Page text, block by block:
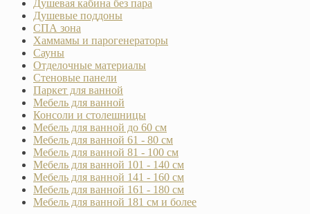
Душевая кабина без пара
Душевые поддоны
СПА зона
Хаммамы и парогенераторы
Сауны
Отделочные материалы
Стеновые панели
Паркет для ванной
Мебель для ванной
Консоли и столешницы
Мебель для ванной до 60 см
Мебель для ванной 61 - 80 см
Мебель для ванной 81 - 100 см
Мебель для ванной 101 - 140 см
Мебель для ванной 141 - 160 см
Мебель для ванной 161 - 180 см
Мебель для ванной 181 см и более